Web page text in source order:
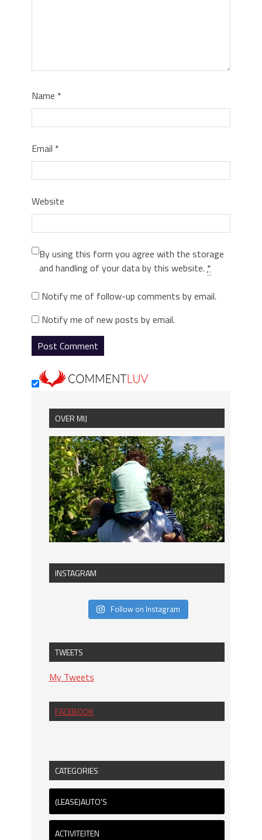
Name *
Email *
Website
By using this form you agree with the storage
and handling of your data by this website. *
Notify me of follow-up comments by email.
Notify me of new posts by email.
OVER MIJ
INSTAGRAM
Follow on Instagram
TWEETS
My Tweets
FACEBOOK
CATEGORIES
(LEASE)AUTO'S
ACTIVITEITEN